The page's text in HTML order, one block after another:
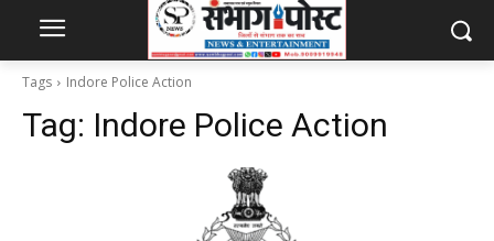
Tags Indore Police Action
Tag: Indore Police Action